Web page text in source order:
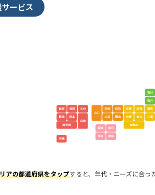
ービス
アの都道府県をタップすると、年代・ニーズに合っ